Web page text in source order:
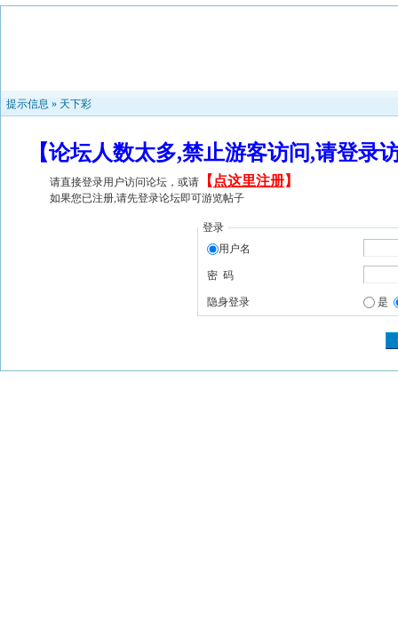
提示信息 » 天下彩
【论坛人数太多,禁止游客访问,请登
请直接登录用户访问论坛，或请 【 点这里注册】
如果您已注册,请先登录论坛即可游览帖子
登录
用户名
密 码
隐身登录 是